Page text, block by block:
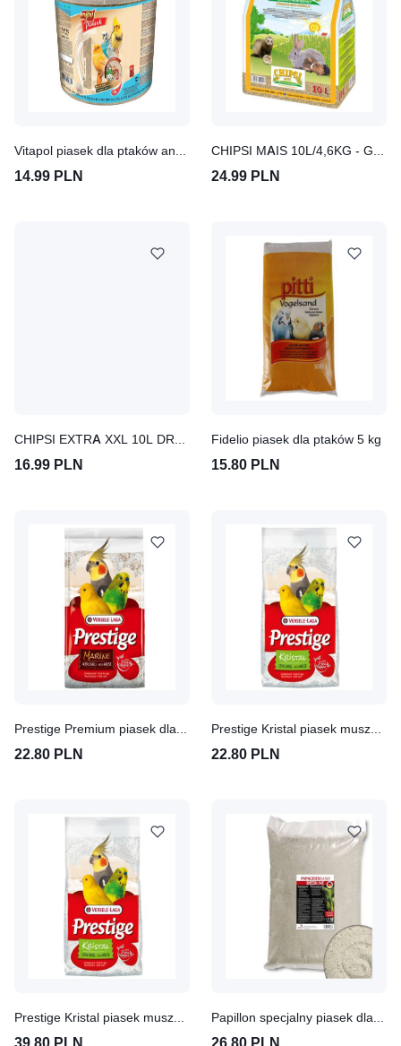
14.99 PLN 24.99 PLN
16.99 PLN
Fidelio piasek dla ptaków 5 kg
15.80 PLN
22.80 PLN 22.80 PLN
39.80 PLN 26.80 PLN